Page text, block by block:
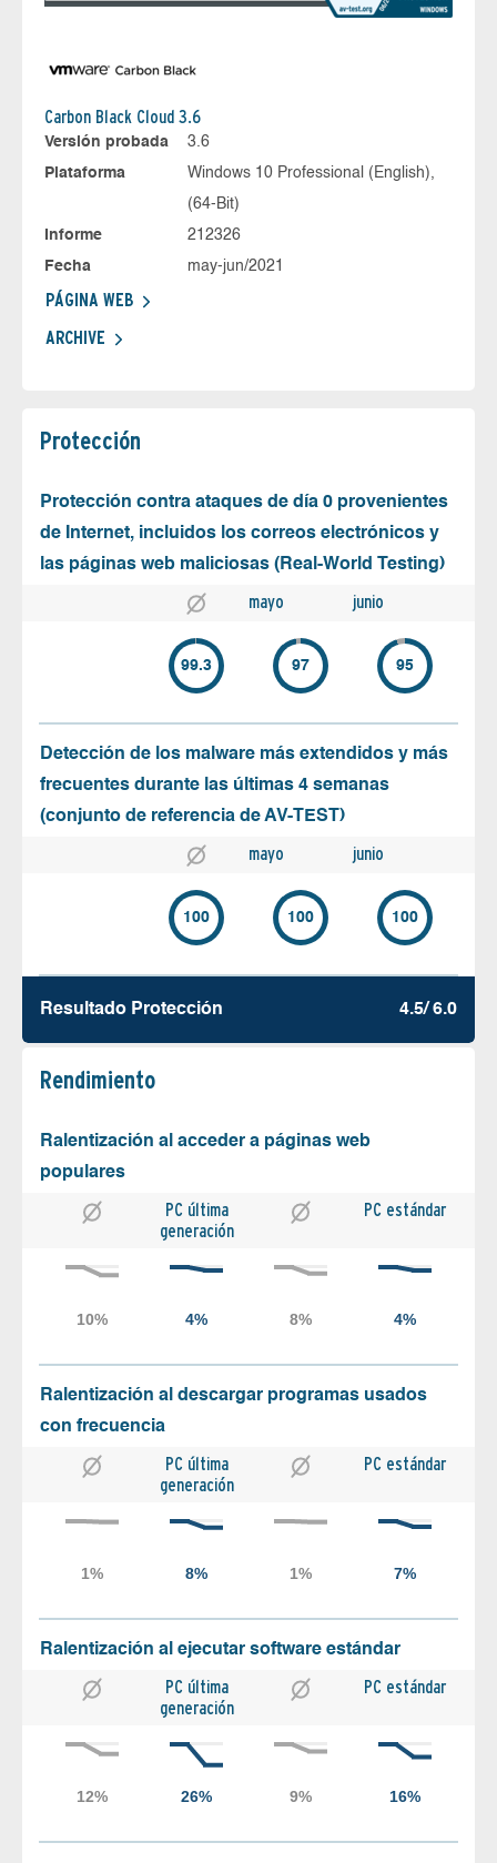
Carbon Black Cloud 3.6
Versión probada
3.6
Plataforma
Windows 10 Professional (English),
(64-Bit)
Informe
212326
Fecha
may-jun/2021
PÁGINA WEB
ARCHIVE
Protección
Protección contra ataques de día 0 provenientes
de Internet, incluidos los correos electrónicos y
las páginas web maliciosas (Real-World Testing)
mayo junio
99.3 97 95
Detección de los malware más extendidos y más
frecuentes durante las últimas 4 semanas
(conjunto de referencia de AV-TEST)
mayo junio
100 100 100
Resultado Protección 4.5/ 6.0
Rendimiento
Ralentización al acceder a páginas web
populares
PC última
generación
PC estándar
Ralentización al descargar programas usados
con frecuencia
PC última
generación
PC estándar
Ralentización al ejecutar software estándar
PC última
generación
PC estándar